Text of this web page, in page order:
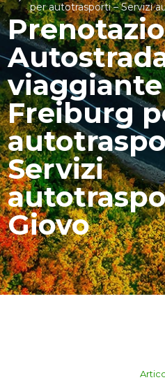
per autotrasporti – Servizi
Freiburg
Servizi
Giovo